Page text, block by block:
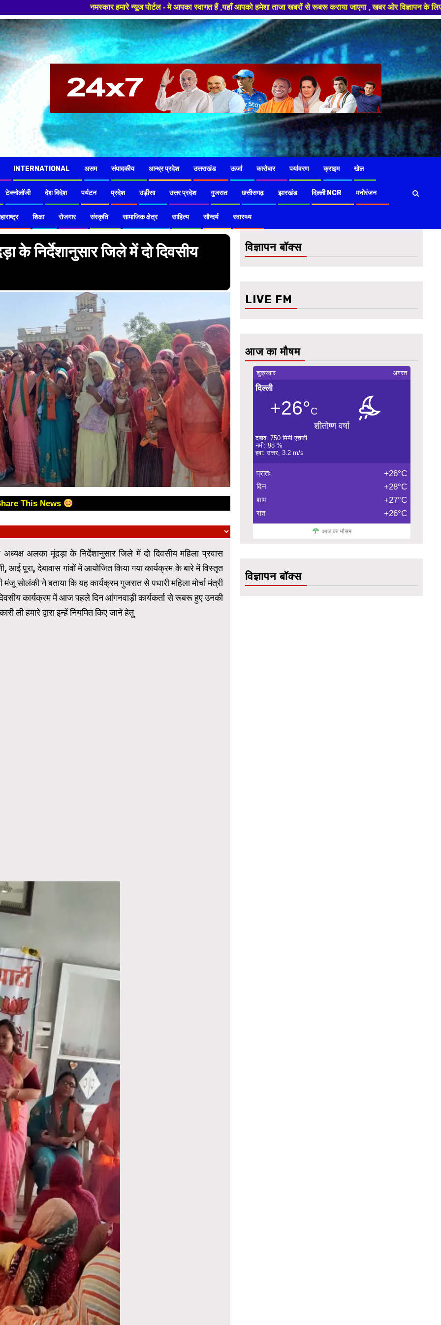
हमारे न्यूज पोर्टल - मे आपका स्वागत हैं ,यहाँ आपको हमेशा ताजा खबरों से रूबरू कराया जाएगा , खबर ओर विज्ञापन के लिए संपर्क करे +91 97826
INTERNATIONAL असम संपादकीय आन्ध्र प्रदेश उत्तराखंड ऊर्जा कारोबार पर्यावरण क्राइम खेल
टेक्नोलॉजी देश विदेश पर्यटन प्रदेश उड़ीसा उत्तर प्रदेश गुजरात छत्तीसगढ़ झारखंड दिल्ली NCR मनोरंजन
शिक्षा रोजगार संस्कृति सामाजिक क्षेत्र साहित्य सौन्दर्य स्वास्थ्य
के निर्देशानुसार जिले में दो दिवसीय
This News
अध्यक्ष अलका मूंदड़ा के निर्देशानुसार जिले में दो दिवसीय महिला प्रवास
आई पूरा, देबावास गांवों में आयोजित किया गया कार्यक्रम के बारे में विस्तृत
मंजू सोलंकी ने बताया कि यह कार्यक्रम गुजरात से पधारी महिला मोर्चा मंत्री
कार्यक्रम में आज पहले दिन आंगनवाड़ी कार्यकर्ता से रूबरू हुए उनकी
ली हमारे द्वारा इन्हें नियमित किए जाने हेतु
विज्ञापन बॉक्स
LIVE FM
आज का मौषम
शुक्रवार अगस्त
दिल्ली
+26°C
शीतोष्ण वर्षा
दबाव: 750 मिमी एचजी
नमी: 98 %
हवा: उत्तर, 3.2 m/s
प्रातः +26°C
दिन +28°C
शाम +27°C
रात +26°C
आज का मौसम
विज्ञापन बॉक्स